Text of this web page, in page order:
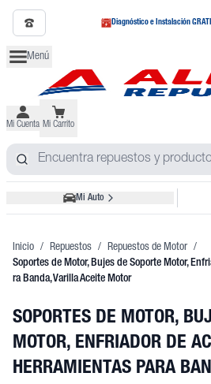
Diagnóstico e Instalación
Menú
Mi Cuenta Mi Carrito
Mi Auto
Inicio / Repuestos / Repuestos de Motor /
Soportes de Motor, Bujes de Soporte Motor,
ra Banda, Varilla Aceite Motor
SOPORTES DE MOTOR,
MOTOR, ENFRIADOR DE
HERRAMIENTAS PARA